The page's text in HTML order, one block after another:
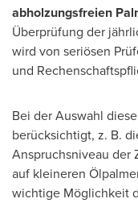
abholzungsfreien
Überprüfung der
wird von seriösen
und
Bei der Auswahl
berücksichtigt, z. B.
Anspruchsniveau der
auf kleineren
wichtige Möglichkeit